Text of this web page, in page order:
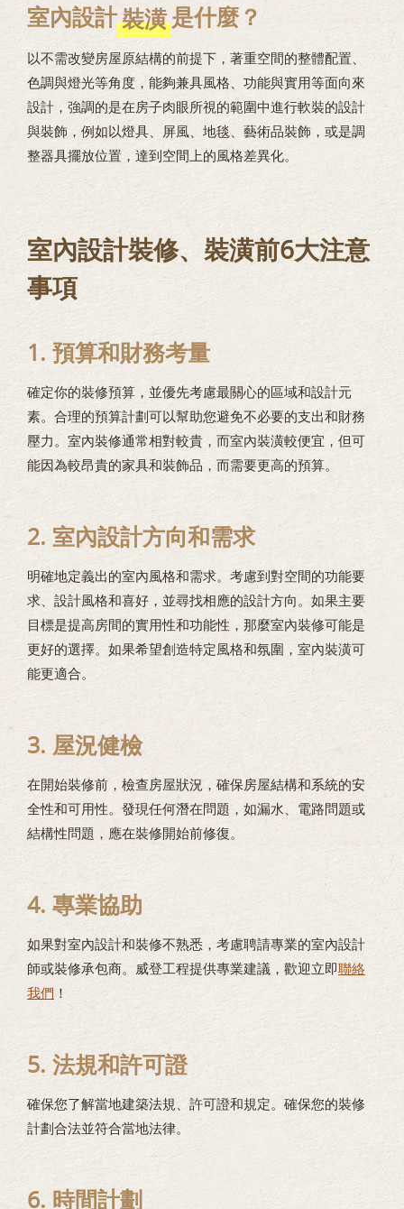
室內設計裝潢是什麼？
以不需改變房屋原結構的前提下，著重空間的整體配置、
色調與燈光等角度，能夠兼具風格、功能與實用等面向來
設計，強調的是在房子肉眼所視的範圍中進行軟裝的設計
與裝飾，例如以燈具、屏風、地毯、藝術品裝飾，或是調
整器具擺放位置，達到空間上的風格差異化。
室內設計裝修、裝潢前6大注意
事項
1. 預算和財務考量
確定你的裝修預算，並優先考慮最關心的區域和設計元
素。合理的預算計劃可以幫助您避免不必要的支出和財務
壓力。室內裝修通常相對較貴，而室內裝潢較便宜，但可
能因為較昂貴的家具和裝飾品，而需要更高的預算。
2. 室內設計方向和需求
明確地定義出的室內風格和需求。考慮到對空間的功能要
求、設計風格和喜好，並尋找相應的設計方向。如果主要
目標是提高房間的實用性和功能性，那麼室內裝修可能是
更好的選擇。如果希望創造特定風格和氛圍，室內裝潢可
能更適合。
3. 屋況健檢
在開始裝修前，檢查房屋狀況，確保房屋結構和系統的安
全性和可用性。發現任何潛在問題，如漏水、電路問題或
結構性問題，應在裝修開始前修復。
4. 專業協助
如果對室內設計和裝修不熟悉，考慮聘請專業的室內設計
師或裝修承包商。威登工程提供專業建議，歡迎立即聯絡
我們 ！
5. 法規和許可證
確保您了解當地建築法規、許可證和規定。確保您的裝修
計劃合法並符合當地法律。
6. 時間計劃